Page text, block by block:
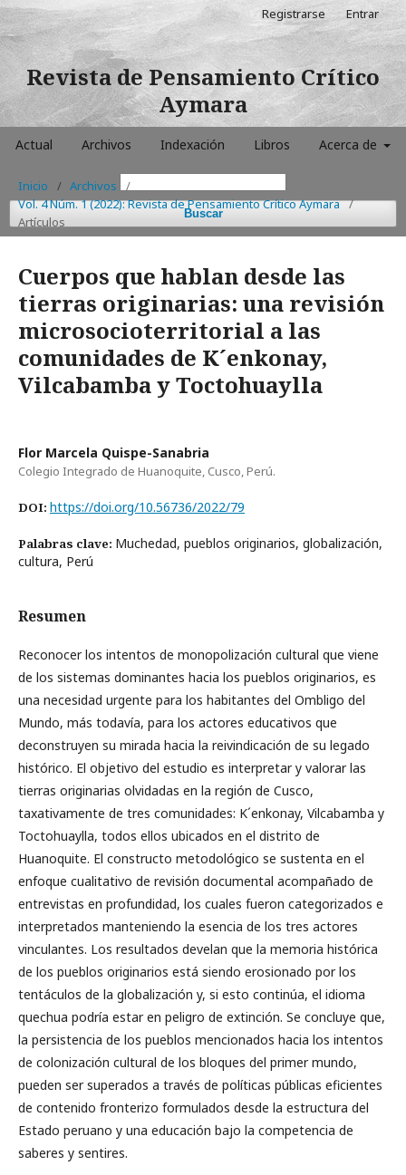
Revista de Pensamiento Crítico
Aymara
Actual Archivos Indexación Libros Acerca de
Buscar
Registrarse Entrar
Inicio / Archivos
/
Vol. 4 Núm. 1 (2022): Revista de Pensamiento Crítico Aymara /
Artículos
Cuerpos que hablan desde las
tierras originarias: una revisión
microsocioterritorial a las
comunidades de K´enkonay,
Vilcabamba y Toctohuaylla
Flor Marcela Quispe-Sanabria
Colegio Integrado de Huanoquite, Cusco, Perú.
DOI: https://doi.org/10.56736/2022/79
Palabras clave: Muchedad, pueblos originarios, globalización,
cultura, Perú
Resumen
Reconocer los intentos de monopolización cultural que viene
de los sistemas dominantes hacia los pueblos originarios, es
una necesidad urgente para los habitantes del Ombligo del
Mundo, más todavía, para los actores educativos que
deconstruyen su mirada hacia la reivindicación de su legado
histórico. El objetivo del estudio es interpretar y valorar las
tierras originarias olvidadas en la región de Cusco,
taxativamente de tres comunidades: K´enkonay, Vilcabamba y
Toctohuaylla, todos ellos ubicados en el distrito de
Huanoquite. El constructo metodológico se sustenta en el
enfoque cualitativo de revisión documental acompañado de
entrevistas en profundidad, los cuales fueron categorizados e
interpretados manteniendo la esencia de los tres actores
vinculantes. Los resultados develan que la memoria histórica
de los pueblos originarios está siendo erosionado por los
tentáculos de la globalización y, si esto continúa, el idioma
quechua podría estar en peligro de extinción. Se concluye que,
la persistencia de los pueblos mencionados hacia los intentos
de colonización cultural de los bloques del primer mundo,
pueden ser superados a través de políticas públicas eficientes
de contenido fronterizo formulados desde la estructura del
Estado peruano y una educación bajo la competencia de
saberes y sentires.